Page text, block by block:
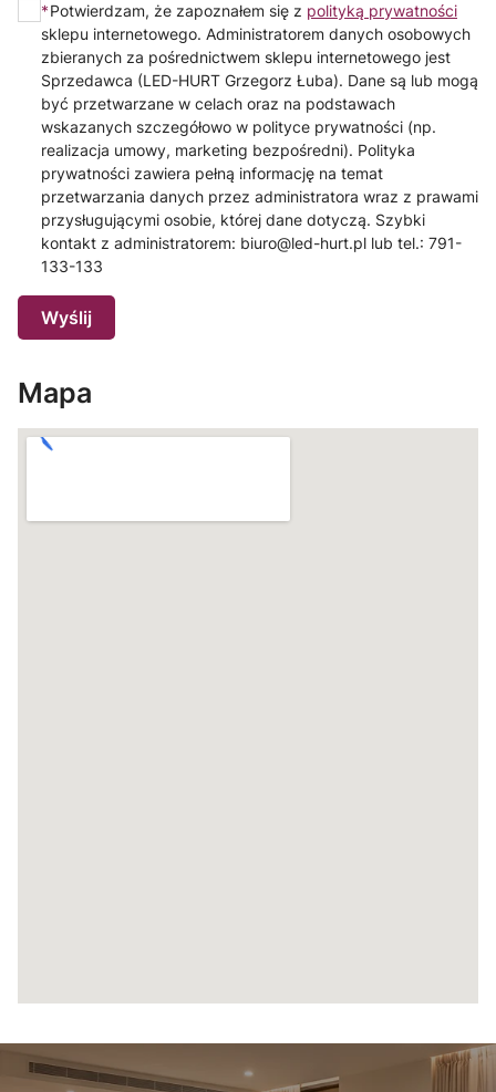
*Potwierdzam, że zapoznałem się z polityką prywatności
sklepu internetowego. Administratorem danych osobowych
zbieranych za pośrednictwem sklepu internetowego jest
Sprzedawca (LED-HURT Grzegorz Łuba). Dane są lub mogą
być przetwarzane w celach oraz na podstawach
wskazanych szczegółowo w polityce prywatności (np.
realizacja umowy, marketing bezpośredni). Polityka
prywatności zawiera pełną informację na temat
przetwarzania danych przez administratora wraz z prawami
przysługującymi osobie, której dane dotyczą. Szybki
kontakt z administratorem: biuro@led-hurt.pl lub tel.: 791-
133-133
Wyślij
Mapa